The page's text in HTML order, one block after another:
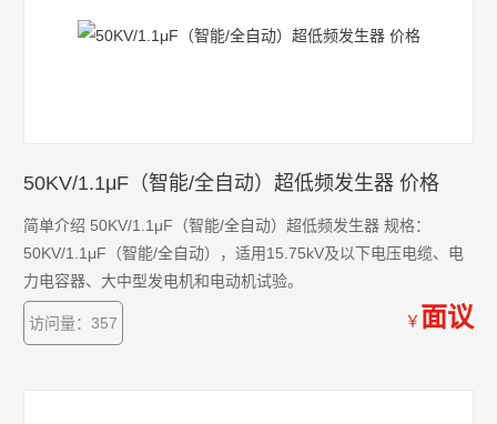
50KV/1.1μF（智能/全自动）超低频发生器 价格
简单介绍 50KV/1.1μF（智能/全自动）超低频发生器 规格：
50KV/1.1μF（智能/全自动），适用15.75kV及以下电压电缆、电
力电容器、大中型发电机和电动机试验。
访问量：357 ￥ 面议